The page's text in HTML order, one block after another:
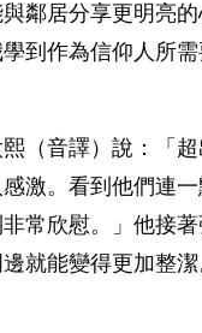
鄰居分享更明亮的
學到作為信仰人所
（音譯）說：「
激。看到他們連
常欣慰。」他接
就能變得更加整潔